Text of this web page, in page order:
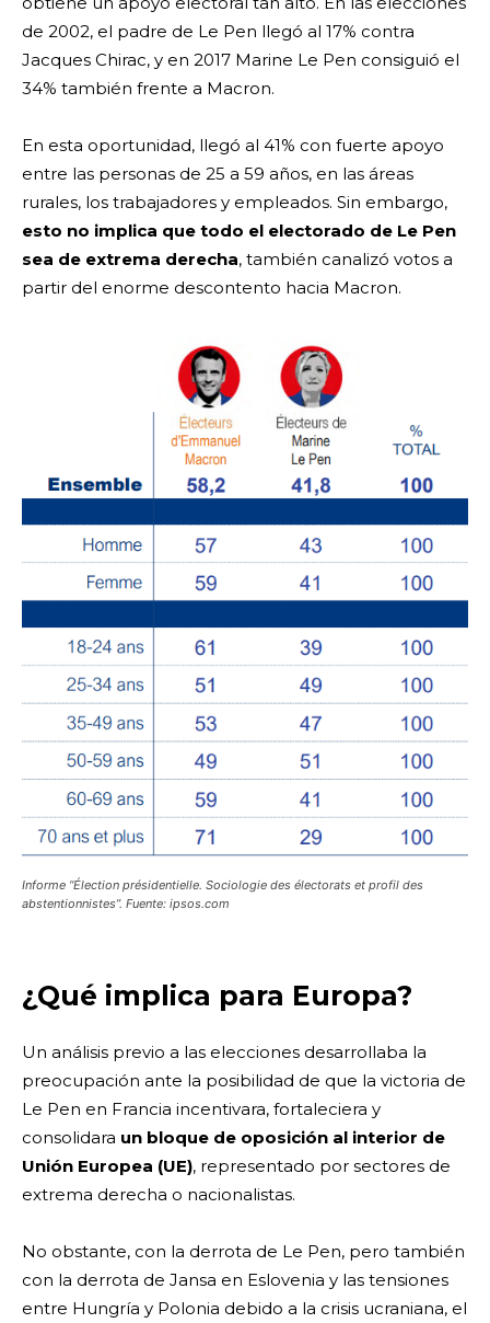
de 2002, el padre de Le Pen llegó al 17% contra
Jacques Chirac, y en 2017 Marine Le Pen consiguió el
34% también frente a Macron.
En esta oportunidad, llegó al 41% con fuerte apoyo
entre las personas de 25 a 59 años, en las áreas
rurales, los trabajadores y empleados. Sin embargo,
esto no implica que todo el electorado de Le Pen
sea de extrema derecha, también canalizó votos a
partir del enorme descontento hacia Macron.
Informe “Élection présidentielle. Sociologie des électorats et profil des
abstentionnistes”. Fuente: ipsos.com
¿Qué implica para Europa?
Un análisis previo a las elecciones desarrollaba la
preocupación ante la posibilidad de que la victoria de
Le Pen en Francia incentivara, fortaleciera y
consolidara un bloque de oposición al interior de
Unión Europea (UE), representado por sectores de
extrema derecha o nacionalistas.
No obstante, con la derrota de Le Pen, pero también
con la derrota de Jansa en Eslovenia y las tensiones
entre Hungría y Polonia debido a la crisis ucraniana, el